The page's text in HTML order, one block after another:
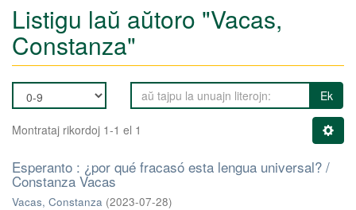
Listigu laŭ aŭtoro "Vacas,
Constanza"
Ek
Montrataj rikordoj 1-1 el 1
Esperanto : ¿por qué fracasó esta lengua universal? /
Constanza Vacas
Vacas, Constanza (2023-07-28)